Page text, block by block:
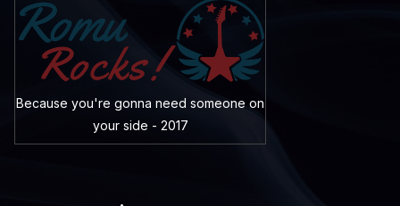
Because you're gonna need someone on
your side - 2017